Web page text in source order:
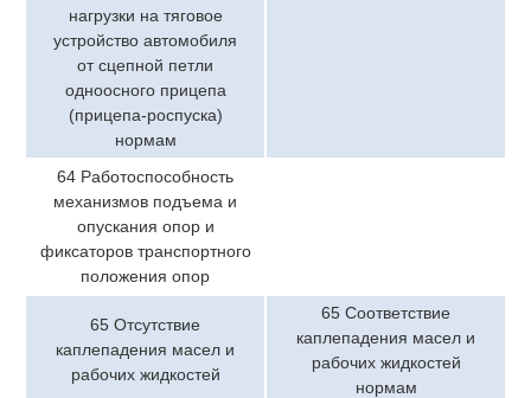
нагрузки на тяговое
устройство автомобиля
от сцепной петли
одноосного прицепа
(прицепа-роспуска)
нормам
64 Работоспособность
механизмов подъема и
опускания опор и
фиксаторов транспортного
положения опор
65 Отсутствие
каплепадения масел и
рабочих жидкостей
65 Соответствие
каплепадения масел и
рабочих жидкостей
нормам